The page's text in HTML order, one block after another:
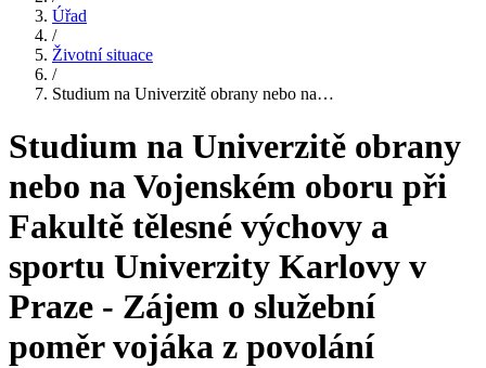
Úřad
/
Životní situace
/
Studium na Univerzitě obrany nebo na…
Studium na Univerzitě obrany
nebo na Vojenském oboru při
Fakultě tělesné výchovy a
sportu Univerzity Karlovy v
Praze - Zájem o služební
poměr vojáka z povolání